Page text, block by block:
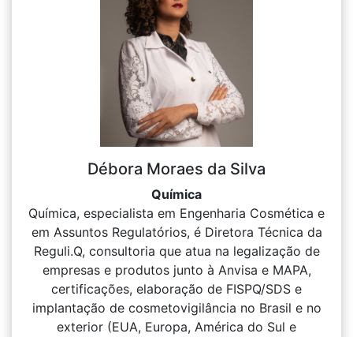
Débora Moraes da Silva
Química
Química, especialista em Engenharia Cosmética e
em Assuntos Regulatórios, é Diretora Técnica da
Reguli.Q, consultoria que atua na legalização de
empresas e produtos junto à Anvisa e MAPA,
certificações, elaboração de FISPQ/SDS e
implantação de cosmetovigilância no Brasil e no
exterior (EUA, Europa, América do Sul e